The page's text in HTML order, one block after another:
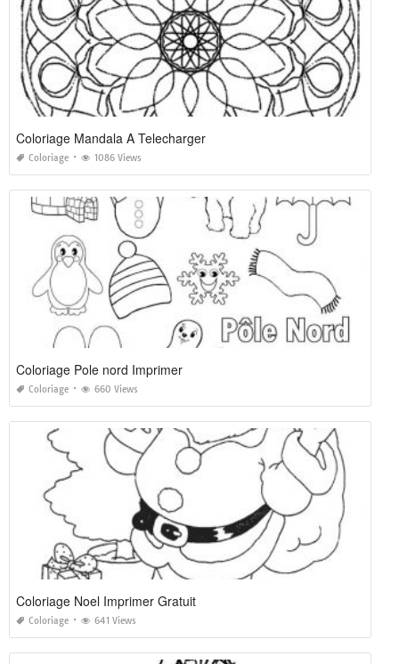
Coloriage Mandala A Telecharger
Coloriage 1086 Views
Coloriage Pole nord Imprimer
Coloriage 660 Views
Coloriage Noel Imprimer Gratuit
Coloriage 641 Views